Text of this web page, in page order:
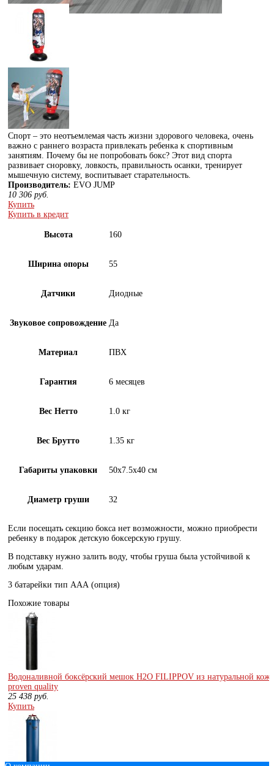
Спорт – это неотъемлемая часть жизни здорового человека, очень
важно с раннего возраста привлекать ребенка к спортивным
занятиям. Почему бы не попробовать бокс? Этот вид спорта
развивает сноровку, ловкость, правильность осанки, тренирует
мышечную систему, воспитывает старательность.
Производитель: EVO JUMP
10 306 руб.
Купить
Купить в кредит
Высота 160
Ширина опоры 55
Датчики Диодные
Звуковое сопровождение Да
Материал ПВХ
Гарантия 6 месяцев
Вес Нетто 1.0 кг
Вес Брутто 1.35 кг
Габариты упаковки 50х7.5х40 см
Диаметр груши 32
Если посещать секцию бокса нет возможности, можно приобрести
ребенку в подарок детскую боксерскую грушу.
В подставку нужно залить воду, чтобы груша была устойчивой к
любым ударам.
3 батарейки тип ААА (опция)
Похожие товары
Водоналивной боксёрский мешок H2O FILIPPOV из натуральной
proven quality
25 438 руб.
Купить